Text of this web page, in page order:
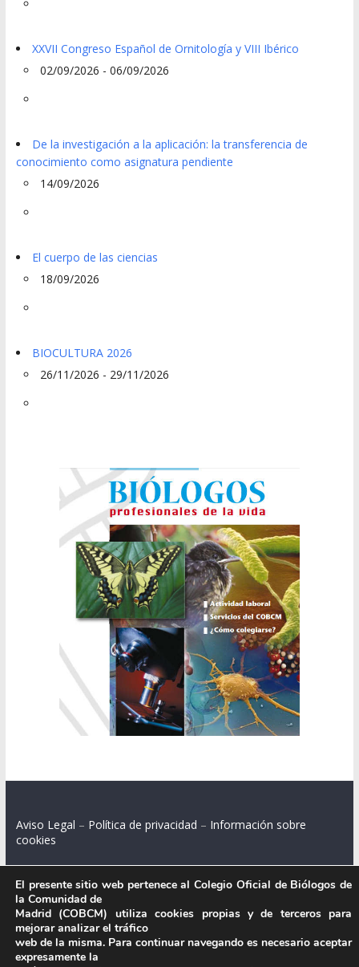
XXVII Congreso Español de Ornitología y VIII Ibérico
02/09/2026 - 06/09/2026
De la investigación a la aplicación: la transferencia de
conocimiento como asignatura pendiente
14/09/2026
El cuerpo de las ciencias
18/09/2026
BIOCULTURA 2026
26/11/2026 - 29/11/2026
Aviso Legal – Política de privacidad – Información sobre
cookies
Colegio Oficial de Biólogos de la Comunidad de Madrid.
C/ Santa Engracia 108, 2º int.izq. 28003 Madrid.
El presente sitio web pertenece al Colegio Oficial de Biólogos de
la Comunidad de
Madrid (COBCM) utiliza cookies propias y de terceros para
mejorar analizar el tráfico
web de la misma. Para continuar navegando es necesario aceptar
expresamente la